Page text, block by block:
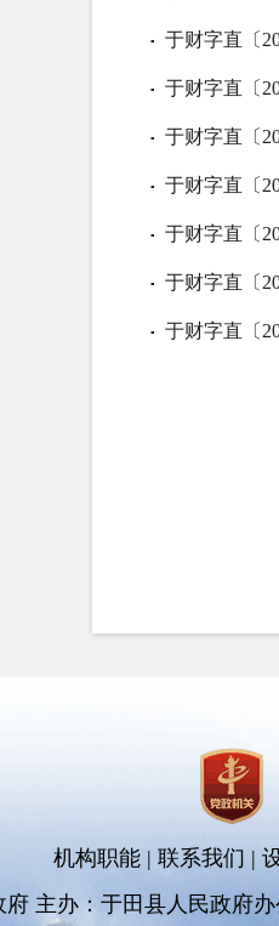
▪ 于财字直〔
▪ 于财字直〔
▪ 于财字直〔
▪ 于财字直〔
▪ 于财字直〔
▪ 于财字直〔
▪ 于财字直〔
机构职能 | 联系我们 |
主办：于田县人民政府